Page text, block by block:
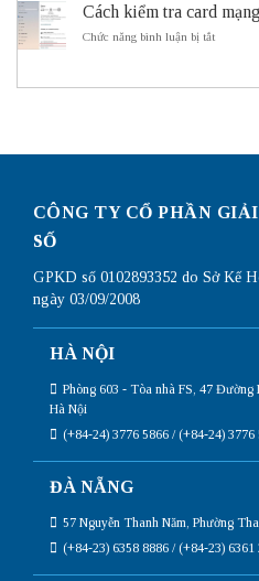
ITS
sử
dụng
Subnetting
cấu
Cách kiểm tra card
Chức năng bình luận bị tắtở
tra
nhất
CÔNG TY CỔ PHẦN
SỐ
GPKD số 0102893352 do Sở Kế
ngày 03/09/2008
HÀ NỘI
Phòng 603 - Tòa nhà FS, 47
Hà Nội
(+84-24) 3776 5866 / (+84-24) 3776
ĐÀ NẴNG
57 Nguyễn Thanh Năm, Phường
(+84-23) 6358 8886 / (+84-23) 6361